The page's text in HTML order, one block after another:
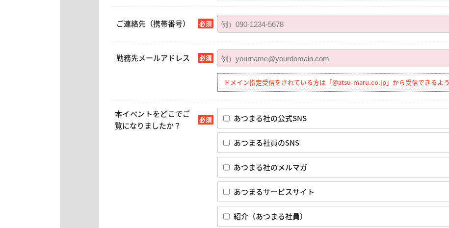
ご連絡先（携帯番号）
勤務先メールアドレス
ドメイン指定受信をされている方は「@atsu-maru.co.jp」から受信できるよ
本イベントをどこでご
覧になりましたか？
あつまる社の公式SNS
あつまる社員のSNS
あつまる社のメルマガ
あつまるサービスサイト
紹介（あつまる社員）